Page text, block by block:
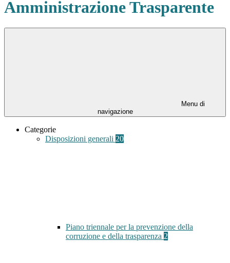
Amministrazione Trasparente
Menu di
navigazione
Categorie
Disposizioni generali 20
Piano triennale per la prevenzione della
corruzione e della trasparenza 2